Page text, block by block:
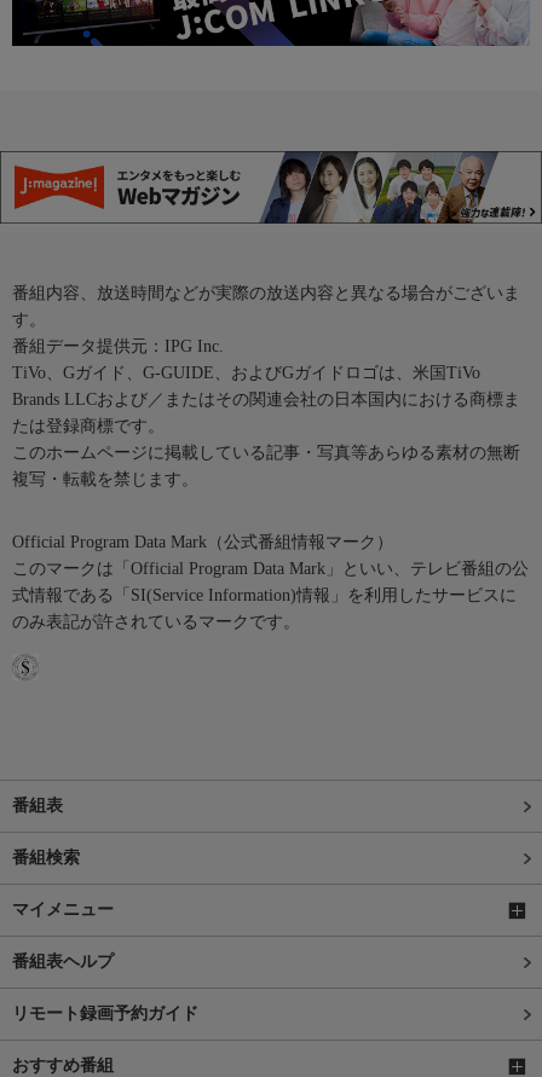
番組内容、放送時間などが実際の放送内容と異なる場合がございま
す。
番組データ提供元：IPG Inc.
TiVo、Gガイド、G-GUIDE、およびGガイドロゴは、米国TiVo
Brands LLCおよび／またはその関連会社の日本国内における商標ま
たは登録商標です。
このホームページに掲載している記事・写真等あらゆる素材の無断
複写・転載を禁じます。
Official Program Data Mark（公式番組情報マーク）
このマークは「Official Program Data Mark」といい、テレビ番組の公
式情報である「SI(Service Information)情報」を利用したサービスに
のみ表記が許されているマークです。
番組表
番組検索
マイメニュー
番組表ヘルプ
リモート録画予約ガイド
おすすめ番組